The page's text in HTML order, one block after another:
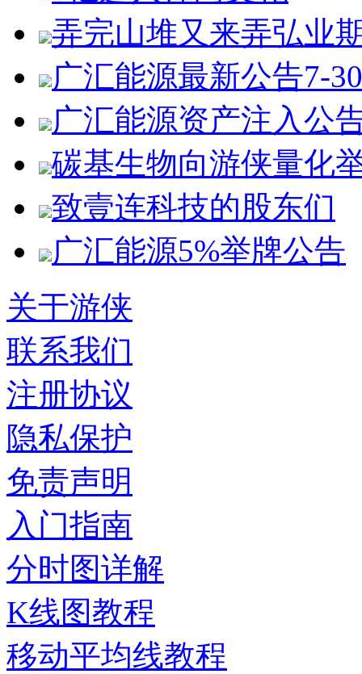
弄完山堆又来弄弘业
广汇能源最新公告7-30
广汇能源资产注入公
碳基生物向游侠量化
致壹连科技的股东们
广汇能源5%举牌公告
关于游侠
联系我们
注册协议
隐私保护
免责声明
入门指南
分时图详解
K线图教程
移动平均线教程